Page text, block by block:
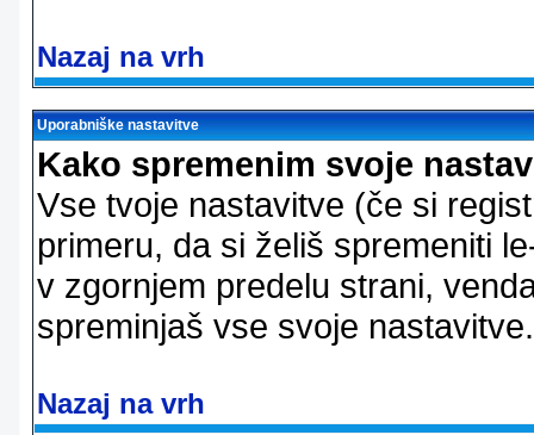
Nazaj na vrh
Uporabniške nastavitve
Kako spremenim svoje
Vse tvoje nastavitve (če si
primeru, da si želiš spremeniti
v zgornjem predelu strani,
spreminjaš vse svoje nastavitve.
Nazaj na vrh